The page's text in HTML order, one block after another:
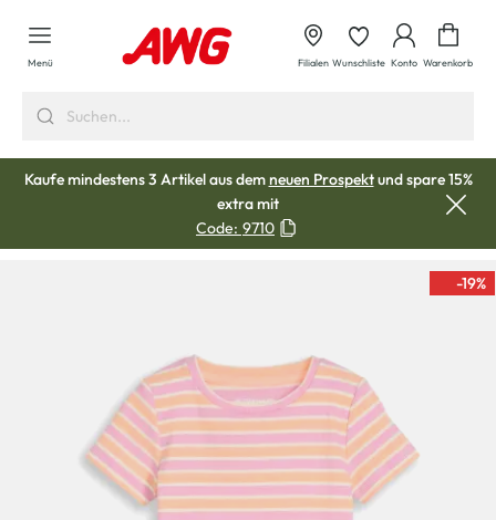
springen
Menü Filialen Wunschliste Konto Warenkorb
Kaufe mindestens 3 Artikel aus demneuen Prospektund spare 15%
extra mit
Code: 9710
-19%